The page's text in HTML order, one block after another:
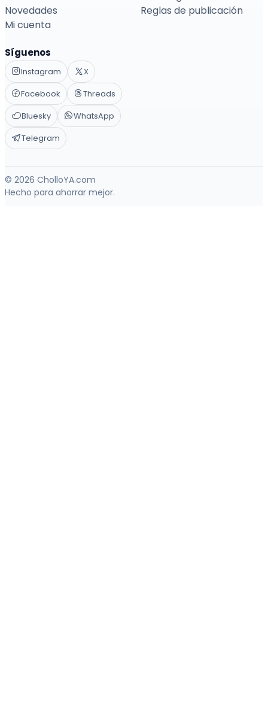
Novedades
Mi cuenta
Reglas de publicación
Síguenos
Instagram
X
Facebook
Threads
Bluesky
WhatsApp
Telegram
© 2026 CholloYA.com
Hecho para ahorrar mejor.